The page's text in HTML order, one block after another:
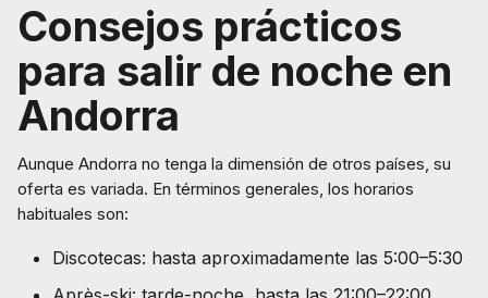
Consejos prácticos
para salir de noche en
Andorra
Aunque Andorra no tenga la dimensión de otros países, su
oferta es variada. En términos generales, los horarios
habituales son:
Discotecas: hasta aproximadamente las 5:00–5:30